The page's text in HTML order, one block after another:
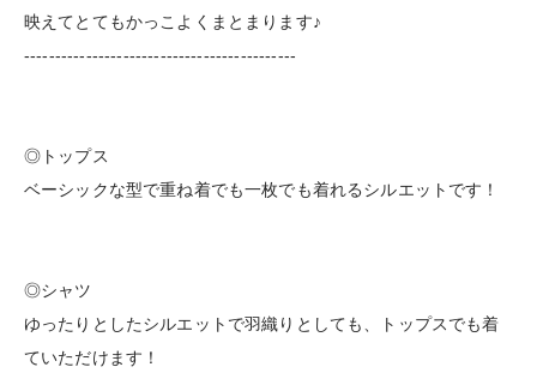
映えてとてもかっこよくまとまります♪
--------------------------------------------
◎トップス
ベーシックな型で重ね着でも一枚でも着れるシルエットです！
◎シャツ
ゆったりとしたシルエットで羽織りとしても、トップスでも着
ていただけます！